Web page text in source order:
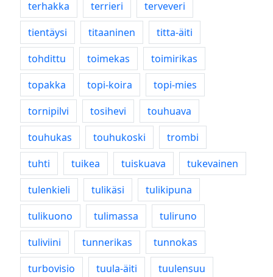
terhakka
terrieri
terveveri
tientäysi
titaaninen
titta-äiti
tohdittu
toimekas
toimirikas
topakka
topi-koira
topi-mies
tornipilvi
tosihevi
touhuava
touhukas
touhukoski
trombi
tuhti
tuikea tuiskuava
tukevainen
tulenkieli
tulikäsi
tulikipuna
tulikuono
tulimassa
tuliruno
tuliviini
tunnerikas
tunnokas
turbovisio
tuula-äiti
tuulensuu